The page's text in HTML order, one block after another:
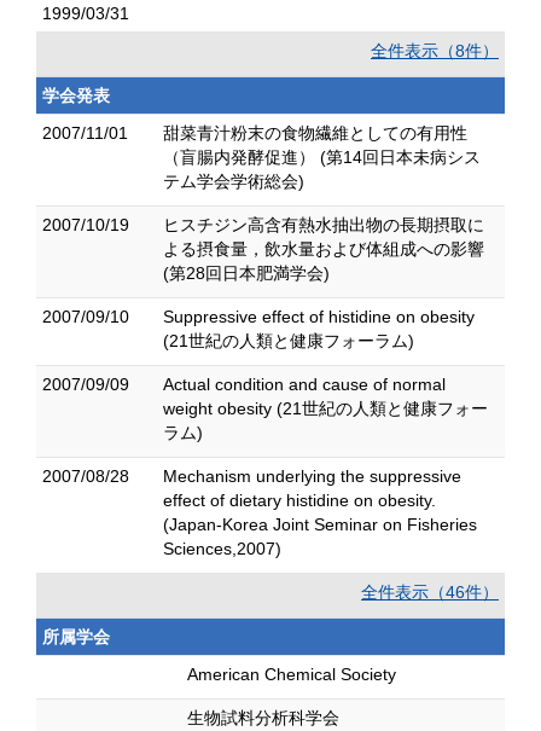
1999/03/31
全件表示（8件）
学会発表
2007/11/01
甜菜青汁粉末の食物繊維としての有用性
（盲腸内発酵促進） (第14回日本未病シス
テム学会学術総会)
2007/10/19
ヒスチジン高含有熱水抽出物の長期摂取に
よる摂食量，飲水量および体組成への影響
(第28回日本肥満学会)
2007/09/10
Suppressive effect of histidine on obesity
(21世紀の人類と健康フォーラム)
2007/09/09
Actual condition and cause of normal
weight obesity (21世紀の人類と健康フォー
ラム)
2007/08/28
Mechanism underlying the suppressive
effect of dietary histidine on obesity.
(Japan-Korea Joint Seminar on Fisheries
Sciences,2007)
全件表示（46件）
所属学会
American Chemical Society
生物試料分析科学会